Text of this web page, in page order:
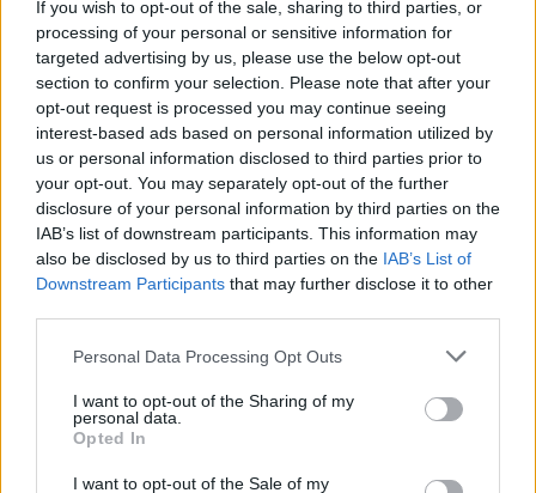
If you wish to opt-out of the sale, sharing to third parties, or
processing of your personal or sensitive information for
targeted advertising by us, please use the below opt-out
section to confirm your selection. Please note that after your
opt-out request is processed you may continue seeing
interest-based ads based on personal information utilized by
us or personal information disclosed to third parties prior to
your opt-out. You may separately opt-out of the further
disclosure of your personal information by third parties on the
IAB’s list of downstream participants. This information may
also be disclosed by us to third parties on the IAB’s List of
Downstream Participants that may further disclose it to other
Please note that this website/app uses one or more Google
not limited to your visit or usage behaviour. You may click to
grant or deny consent to Google and its third-party tags to
use your data for below specified purposes in below Google
consent section.
Personal Data Processing Opt Outs
I want to opt-out of the Sharing of my
personal data.
Opted In
I want to opt-out of the Sale of my
FLASH FOCUS